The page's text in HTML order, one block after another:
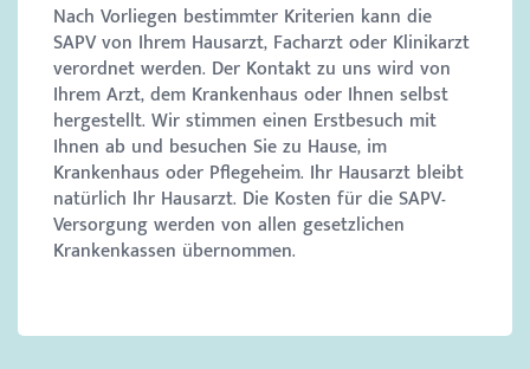
Nach Vorliegen bestimmter Kriterien kann die
SAPV von Ihrem Hausarzt, Facharzt oder Klinikarzt
verordnet werden. Der Kontakt zu uns wird von
Ihrem Arzt, dem Krankenhaus oder Ihnen selbst
hergestellt. Wir stimmen einen Erstbesuch mit
Ihnen ab und besuchen Sie zu Hause, im
Krankenhaus oder Pflegeheim. Ihr Hausarzt bleibt
natürlich Ihr Hausarzt. Die Kosten für die SAPV-
Versorgung werden von allen gesetzlichen
Krankenkassen übernommen.